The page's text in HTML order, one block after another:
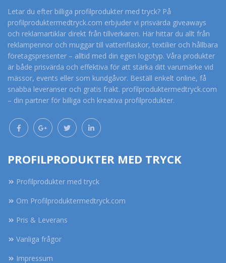
Letar du efter billiga profilprodukter med tryck? På
profilproduktermedtryck.com erbjuder vi prisvärda giveaways
och reklamartiklar direkt från tillverkaren. Här hittar du allt från
reklampennor och muggar till vattenflaskor, textilier och hållbara
företagspresenter – alltid med din egen logotyp. Våra produkter
är både prisvärda och effektiva för att stärka ditt varumärke vid
mässor, events eller som kundgåvor. Beställ enkelt online, få
snabba leveranser och gratis frakt. profilproduktermedtryck.com
– din partner för billiga och kreativa profilprodukter.
PROFILPRODUKTER MED TRYCK
Profilprodukter med tryck
Om Profilproduktermedtryck.com
Pris & Leverans
Vanliga frågor
Impressum